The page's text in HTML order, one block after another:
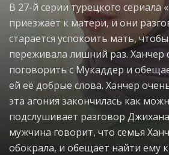
В 27-й серии турецкого сериала
приезжает к матери, и они
старается успокоить мать,
переживала лишний раз. Ханчер
поговорить с Мукаддер и
ей её добрые слова. Ханчер
эта агония закончилась как
подслушивает разговор
мужчина говорит, что семья
обокрала, и обещает найти ему